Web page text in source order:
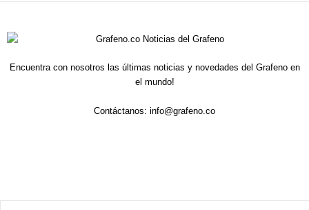
Encuentra con nosotros las últimas noticias y novedades del Grafeno en
el mundo!
Contáctanos: info@grafeno.co